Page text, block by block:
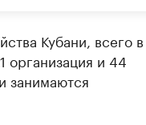
Кубани, всего
организация и 44
занимаются